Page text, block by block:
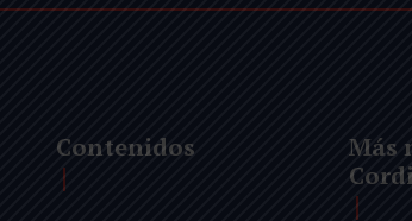
Contenidos
Más